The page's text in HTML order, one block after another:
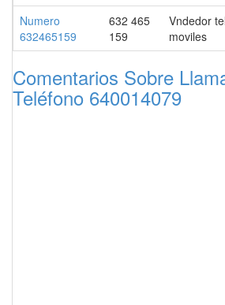
Numero
632465159
632 465
159
Vndedor
moviles
Comentarios Sobre
Teléfono 640014079